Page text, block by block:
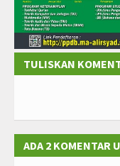
TULISKAN
ADA 2 KOMENTAR